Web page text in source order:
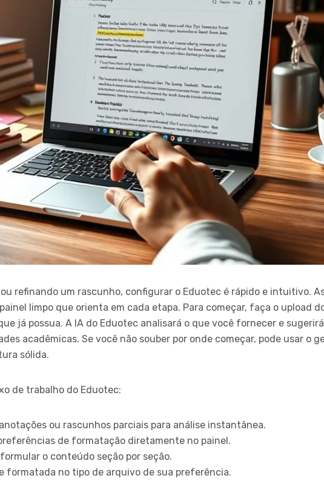
refinando um rascunho, configurar o Eduotec é rápido e intuitivo.
limpo que orienta em cada etapa. Para começar, faça o upload
já possua. A IA do Eduotec analisará o que você fornecer e
acadêmicas. Se você não souber por onde começar, pode usar o
sólida.
de trabalho do Eduotec:
ou rascunhos parciais para análise instantânea.
de formatação diretamente no painel.
o conteúdo seção por seção.
formatada no tipo de arquivo de sua preferência.